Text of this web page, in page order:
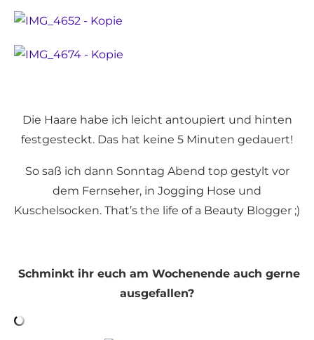
Die Haare habe ich leicht antoupiert und hinten
festgesteckt. Das hat keine 5 Minuten gedauert!
So saß ich dann Sonntag Abend top gestylt vor
dem Fernseher, in Jogging Hose und
Kuschelsocken. That’s the life of a Beauty Blogger ;)
Schminkt ihr euch am Wochenende auch gerne
ausgefallen?